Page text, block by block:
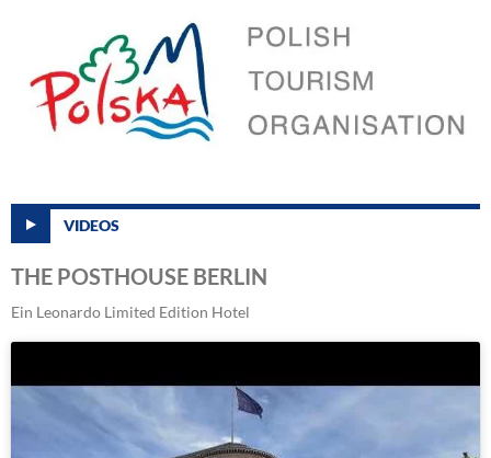
VIDEOS
THE POSTHOUSE BERLIN
Ein Leonardo Limited Edition Hotel